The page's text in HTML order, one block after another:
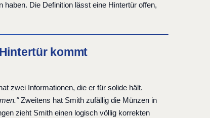
Die Definition lässt eine Hintertür offen,
kommt
zwei Informationen, die er für solide hält.
Zweitens hat Smith zufällig die Münzen in
zieht Smith einen logisch völlig korrekten